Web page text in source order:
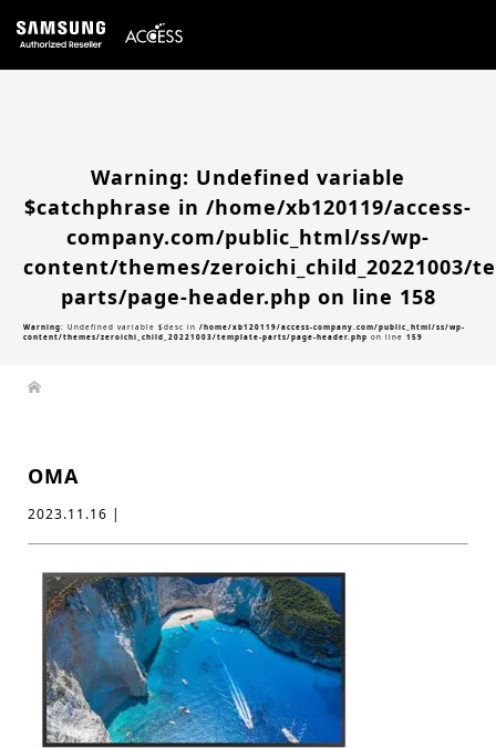
Warning : Attempt to read property "slug" on null in
company.com/public_html/ss/wp-content/themes/zeroichi_child_20221003/single.php
Warning: Undefined variable
$catchphrase in /home/xb120119/access-
company.com/public_html/ss/wp-
content/themes/zeroichi_child_20221003/
parts/page-header.php on line 158
Warning: Undefined variable $desc in /home/xb120119/access-company.com/public_html/ss/wp-
content/themes/zeroichi_child_20221003/template-parts/page-header.php on line 159
OMA
2023.11.16 |